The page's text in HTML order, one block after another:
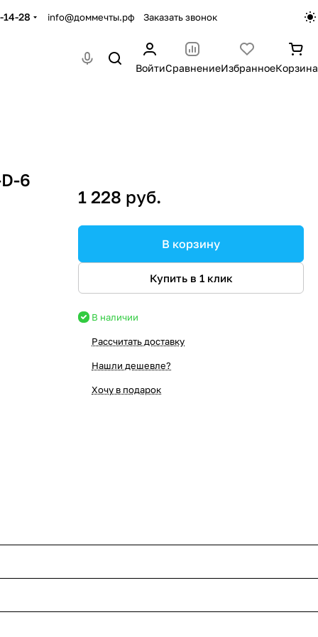
14-28 info@доммечты.рф Заказать звонок
ВойтиСравнениеИзбранноеКорзина
6
1 228 руб.
В корзину
Купить в 1 клик
В наличии
Рассчитать доставку
Нашли дешевле?
Хочу в подарок